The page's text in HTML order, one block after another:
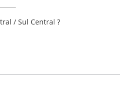
/ Sul Central ?